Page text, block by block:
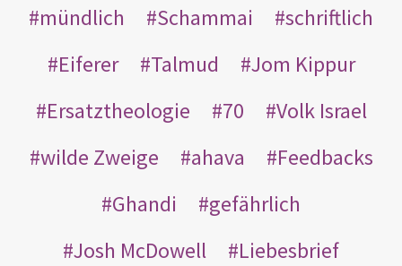
mündlich
Schammai
schriftlich
Eiferer
Talmud
Jom Kippur
Ersatztheologie
70
Volk Israel
wilde Zweige
ahava
Feedbacks
Ghandi
gefährlich
Josh McDowell
Liebesbrief